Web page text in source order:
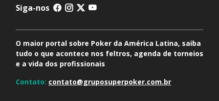
Siga-nos
O maior portal sobre Poker da América Latina, saiba
tudo o que acontece nos feltros, agenda de torneios
e a vida dos profissionais
Contato: contato@gruposuperpoker.com.br